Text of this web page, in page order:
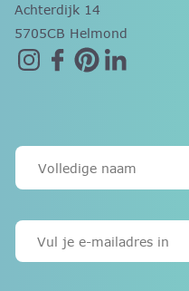
Achterdijk 14
5705CB Helmond